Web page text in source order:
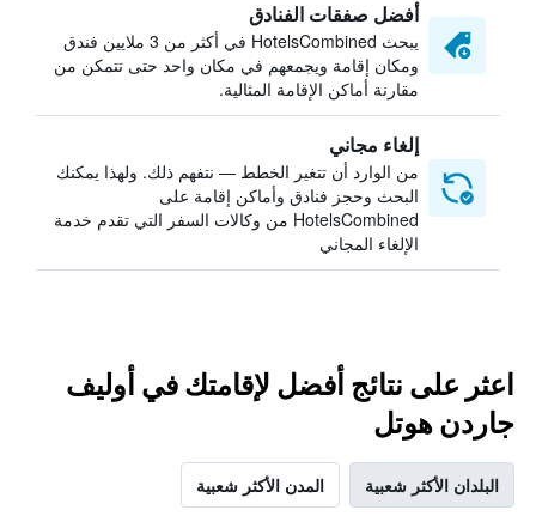
أفضل صفقات الفنادق
يبحث HotelsCombined في أكثر من 3 ملايين فندق
ومكان إقامة ويجمعهم في مكان واحد حتى تتمكن من
مقارنة أماكن الإقامة المثالية.
إلغاء مجاني
من الوارد أن تتغير الخطط — نتفهم ذلك. ولهذا يمكنك
البحث وحجز فنادق وأماكن إقامة على
HotelsCombined من وكالات السفر التي تقدم خدمة
الإلغاء المجاني
اعثر على نتائج أفضل لإقامتك في أوليف
جاردن هوتل
البلدان الأكثر شعبية المدن الأكثر شعبية